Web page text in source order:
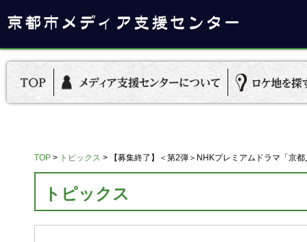
TOP > トピックス > 【募集終了】＜第2弾＞NHKプレミアムドラマ「京
トピックス